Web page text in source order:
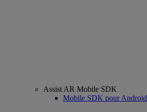
Assist AR Mobile SDK
Mobile SDK pour Android